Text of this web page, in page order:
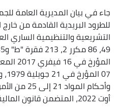
جاء في بيان المديرية العامة
للطرود البريدية القادمة من خارج
التشريعية والتنظيمية الساري
07
أوت 2022، المتضمن قانون المالية التكميلي لسنة 2022".